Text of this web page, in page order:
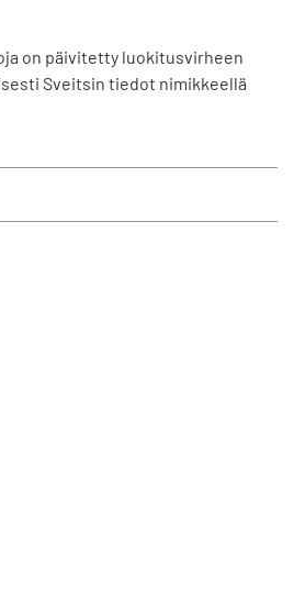
on päivitetty luokitusvirheen
Sveitsin tiedot nimikkeellä